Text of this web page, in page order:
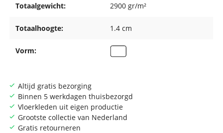
Altijd gratis bezorging
Binnen 5 werkdagen thuisbezorgd
Vloerkleden uit eigen productie
Grootste collectie van Nederland
Gratis retourneren
Totaalgewicht: 2900 gr/m²
Totaalhoogte: 1.4 cm
Vorm: